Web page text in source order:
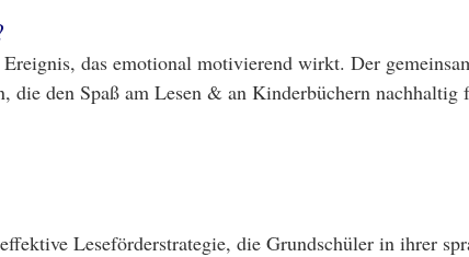
das emotional motivierend wirkt. Der
die den Spaß am Lesen & an Kinderbüchern nachhaltig
Leseförderstrategie, die Grundschüler in ihrer